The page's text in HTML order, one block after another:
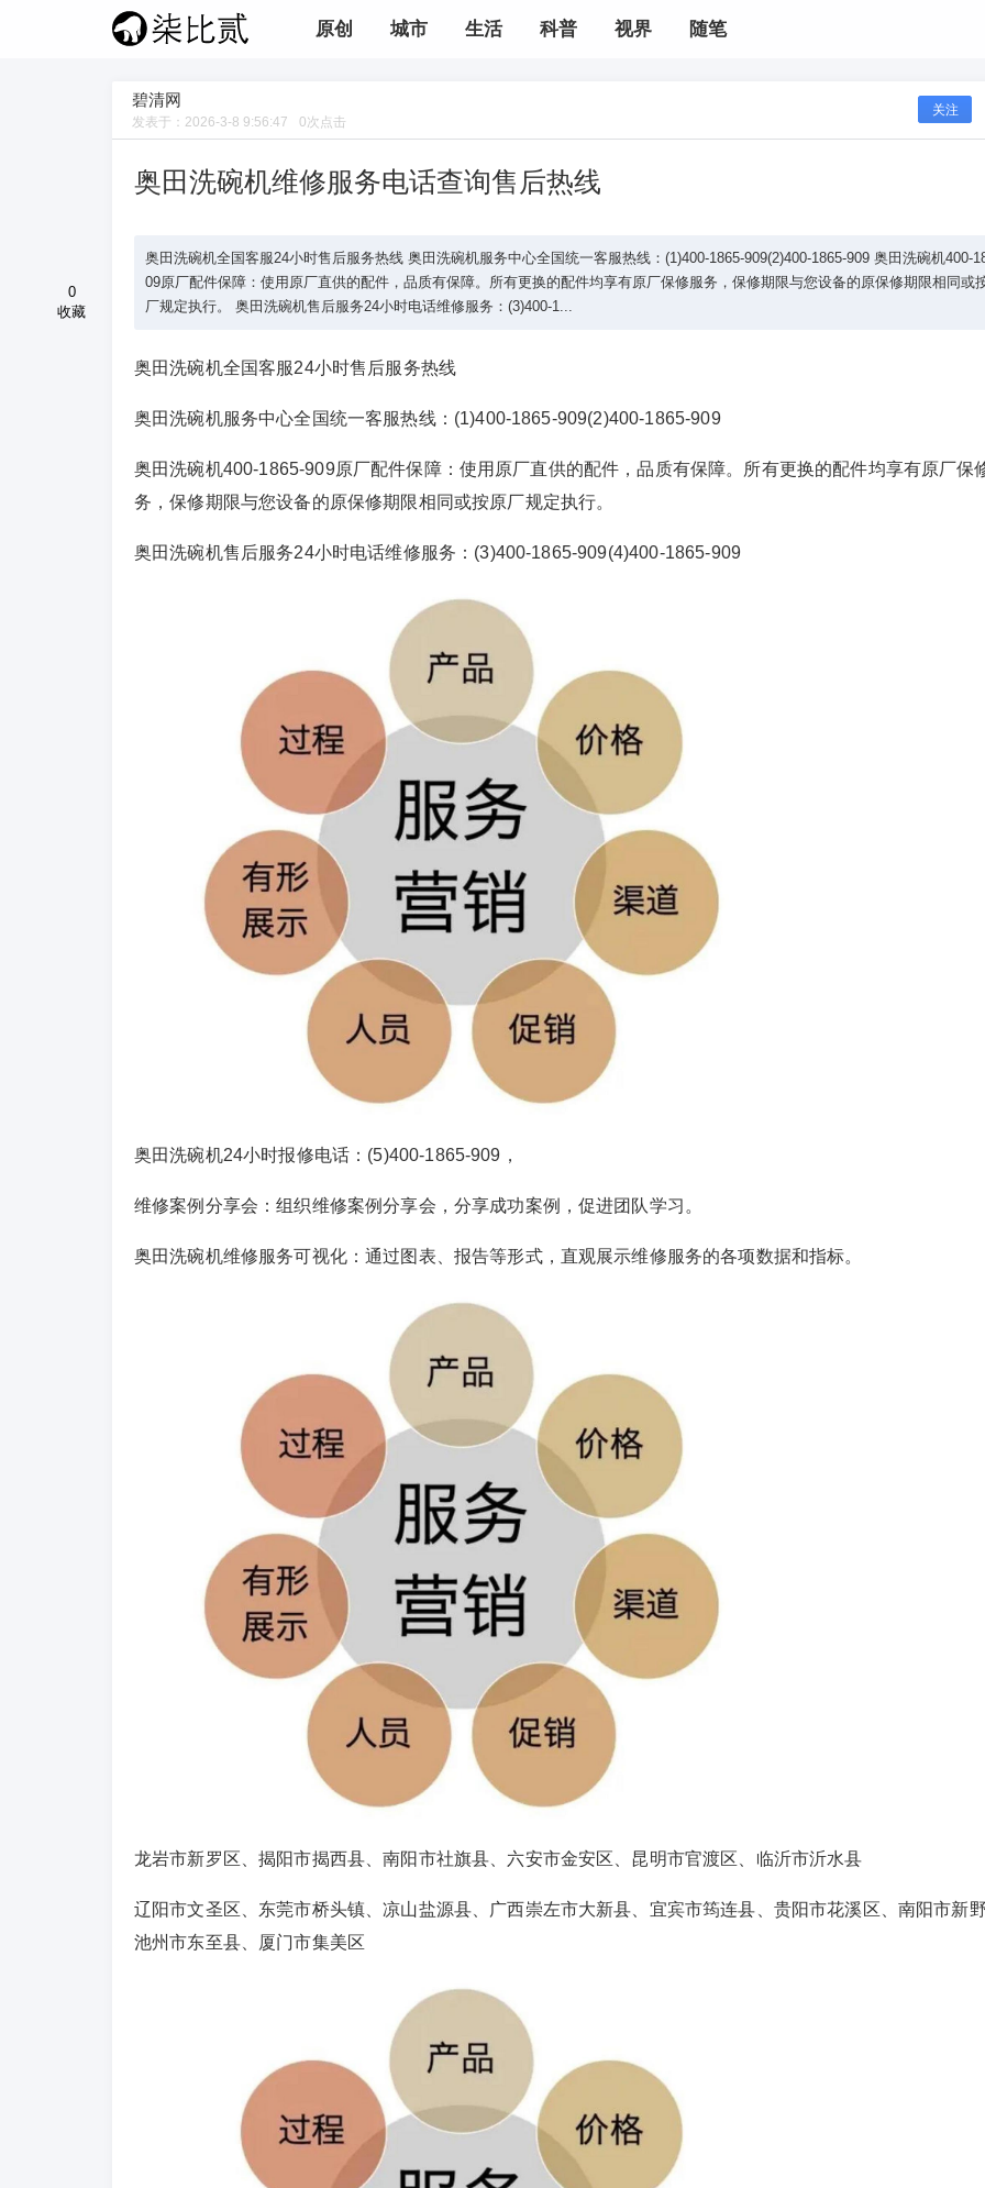
原创 城市 生活 科普 视界 随笔
碧清网
发表于： 2026-3-8 9:56:47 0次点击
关注
奥田洗碗机维修服务电话查询售后热线
奥田洗碗机全国客服24小时售后服务热线 奥田洗碗机服务中心全国统一客服热线：(1)400-1865-909(2)400-1865-909 奥田洗碗机400-
09原厂配件保障：使用原厂直供的配件，品质有保障。所有更换的配件均享有原厂保修服务，保修期限与您设备的原保修期限相同或
厂规定执行。 奥田洗碗机售后服务24小时电话维修服务：(3)400-1...
奥田洗碗机全国客服24小时售后服务热线
奥田洗碗机服务中心全国统一客服热线：(1)400-1865-909(2)400-1865-909
奥田洗碗机400-1865-909原厂配件保障：使用原厂直供的配件，品质有保障。所有更换的配件均享有原厂保
务，保修期限与您设备的原保修期限相同或按原厂规定执行。
奥田洗碗机售后服务24小时电话维修服务：(3)400-1865-909(4)400-1865-909
奥田洗碗机24小时报修电话：(5)400-1865-909，
维修案例分享会：组织维修案例分享会，分享成功案例，促进团队学习。
奥田洗碗机维修服务可视化：通过图表、报告等形式，直观展示维修服务的各项数据和指标。
龙岩市新罗区、揭阳市揭西县、南阳市社旗县、六安市金安区、昆明市官渡区、临沂市沂水县
辽阳市文圣区、东莞市桥头镇、凉山盐源县、广西崇左市大新县、宜宾市筠连县、贵阳市花溪区、南阳市新
池州市东至县、厦门市集美区
0
收藏
碧清网 @ 碧清网
奥田洗碗机维修服务电话查询
奥田洗碗机全国客服24小时售后服务热线 奥田洗
碗机服务中心全国统一客服热线：(1)400-1865-9
09(2)400-1865-909 奥田洗碗机400-1865-909原
厂配件保障：使用原厂直供的配件，品质有保
障。所有更换的配件均享有原厂保修服务，保修
期限与您设备的原保修期限相同或按原厂规定执
false
2
false
限。
忘记密码？找回